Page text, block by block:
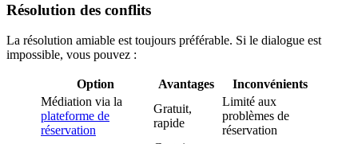
Résolution des conflits
La résolution amiable est toujours préférable. Si le dialogue est
impossible, vous pouvez :
Option Avantages
Inconvénients
Médiation via la
plateforme de
réservation
Gratuit,
rapide
Limité aux
problèmes de
réservation